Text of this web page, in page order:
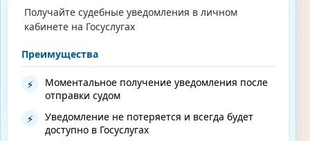
Получайте судебные уведомления в личном
кабинете на Госуслугах
Преимущества
⚡
Моментальное получение уведомления после
отправки судом
⚡
Уведомление не потеряется и всегда будет
доступно в Госуслугах